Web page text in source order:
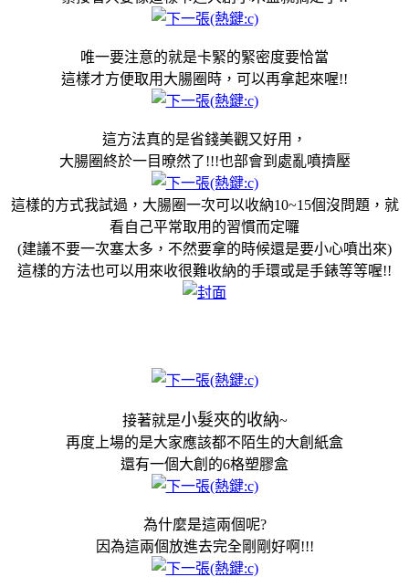
唯一要注意的就是卡緊的緊密度要恰當
這樣才方便取用大腸圈時，可以再拿起來喔!!
這方法真的是省錢美觀又好用，
大腸圈終於一目暸然了!!!也部會到處亂噴擠壓
這樣的方式我試過，大腸圈一次可以收納10~15個沒問題，就
看自己平常取用的習慣而定囉
(建議不要一次塞太多，不然要拿的時候還是要小心噴出來)
這樣的方法也可以用來收很難收納的手環或是手錶等等喔!!
接著就是小髮夾的收納~
再度上場的是大家應該都不陌生的大創紙盒
還有一個大創的6格塑膠盒
為什麼是這兩個呢?
因為這兩個放進去完全剛剛好啊!!!